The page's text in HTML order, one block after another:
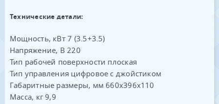
Технические детали:
Мощность, кВт 7 (3.5+3.5)
Напряжение, В 220
Тип рабочей поверхности плоская
Тип управления цифровое с джойстиком
Габаритные размеры, мм 660x396x110
Масса, кг 9,9